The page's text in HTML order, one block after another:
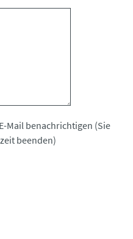
Mail benachrichtigen (Sie
beenden)